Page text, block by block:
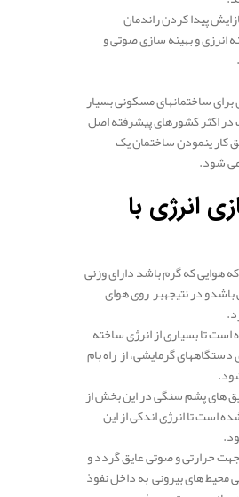
پیدا کردن راندمان
انرزی و بهینه سازی صوتی و
برای ساختمانهای مسکونی بسیار
در اکثر کشورهای پیشرفته اصل
کار ینمودن ساختمان یک
شود.
انرژی با
هوایی که گرم باشد دارای وزنی
در نتیجهبر روی هوای
تا بسیاری از انرژی ساخته
گرمایشی، از راه بام
های پشم سنگی در این بخش از
است تا انرژی اندکی از این
حرارتی و صوتی عایق گردد و
محیط های بیرونی به داخل نفوذ